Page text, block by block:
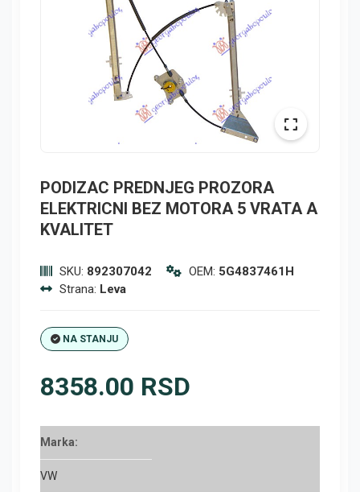
PODIZAC PREDNJEG PROZORA
ELEKTRICNI BEZ MOTORA 5 VRATA A
KVALITET
SKU: 892307042 OEM: 5G4837461H
Strana: Leva
NA STANJU
8358.00 RSD
Marka:
VW